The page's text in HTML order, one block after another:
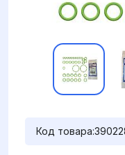
Код товара: